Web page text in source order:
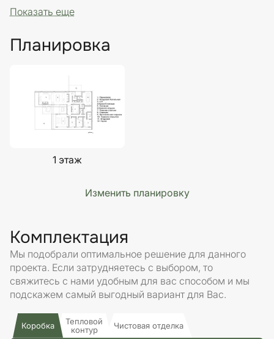
Показать еще
Планировка
1 этаж
Изменить планировку
Комплектация
Мы подобрали оптимальное решение для данного
проекта. Если затрудняетесь с выбором, то
свяжитесь с нами удобным для вас способом и мы
подскажем самый выгодный вариант для Вас.
Коробка
Тепловой
контур
Чистовая отделка